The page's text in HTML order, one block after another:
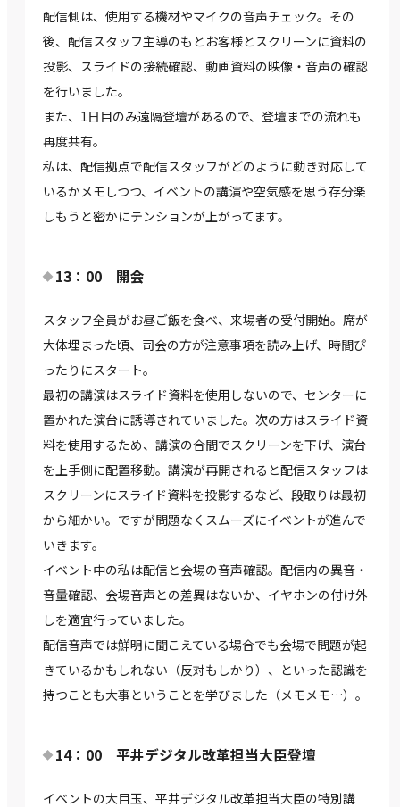
配信側は、使用する機材やマイクの音声チェック。その
後、配信スタッフ主導のもとお客様とスクリーンに資料の
投影、スライドの接続確認、動画資料の映像・音声の確認
を行いました。
また、1日目のみ遠隔登壇があるので、登壇までの流れも
再度共有。
私は、配信拠点で配信スタッフがどのように動き対応して
いるかメモしつつ、イベントの講演や空気感を思う存分楽
しもうと密かにテンションが上がってます。
13：00 開会
スタッフ全員がお昼ご飯を食べ、来場者の受付開始。席が
大体埋まった頃、司会の方が注意事項を読み上げ、時間ぴ
ったりにスタート。
最初の講演はスライド資料を使用しないので、センターに
置かれた演台に誘導されていました。次の方はスライド資
料を使用するため、講演の合間でスクリーンを下げ、演台
を上手側に配置移動。講演が再開されると配信スタッフは
スクリーンにスライド資料を投影するなど、段取りは最初
から細かい。ですが問題なくスムーズにイベントが進んで
いきます。
イベント中の私は配信と会場の音声確認。配信内の異音・
音量確認、会場音声との差異はないか、イヤホンの付け外
しを適宜行っていました。
配信音声では鮮明に聞こえている場合でも会場で問題が起
きているかもしれない（反対もしかり）、といった認識を
持つことも大事ということを学びました（メモメモ…）。
14：00 平井デジタル改革担当大臣登壇
イベントの大目玉、平井デジタル改革担当大臣の特別講